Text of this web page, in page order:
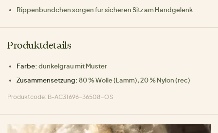
Rippenbündchen sorgen für sicheren Sitz am Handgelenk
Produktdetails
Farbe: dunkelgrau mit Muster
Zusammensetzung: 80 % Wolle (Lamm), 20 % Nylon (rec)
Produktcode: B-AC31696-36508-OS